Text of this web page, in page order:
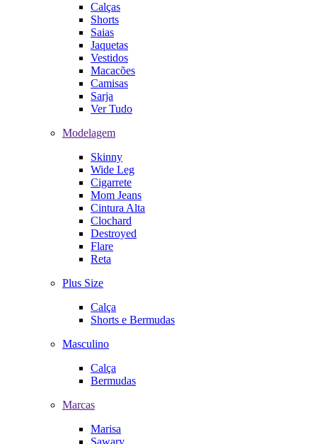
Calças
Shorts
Saias
Jaquetas
Vestidos
Macacões
Camisas
Sarja
Ver Tudo
Modelagem
Skinny
Wide Leg
Cigarrete
Mom Jeans
Cintura Alta
Clochard
Destroyed
Flare
Reta
Plus Size
Calça
Shorts e Bermudas
Masculino
Calça
Bermudas
Marcas
Marisa
Sawary